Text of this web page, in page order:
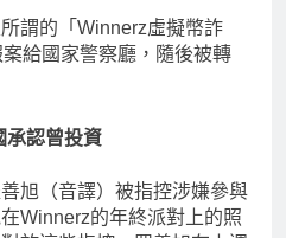
謂的「Winnerz虛擬幣詐
給國家警察廳，隨後被轉
承認曾投資
旭（音譯）被指控涉嫌參與
Winnerz的年終派對上的照